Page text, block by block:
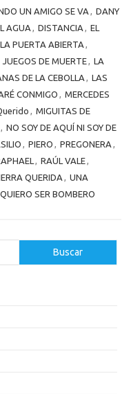
UN AMIGO SE VA , DANY
AGUA , DISTANCIA , EL
PUERTA ABIERTA ,
JUEGOS DE MUERTE, LA
DE LA CEBOLLA , LAS
CONMIGO , MERCEDES
, MIGUITAS DE
, NO SOY DE AQUÍ NI SOY DE
, PIERO , PREGONERA ,
, RAÚL VALE,
QUERIDA , UNA
SER BOMBERO
Buscar